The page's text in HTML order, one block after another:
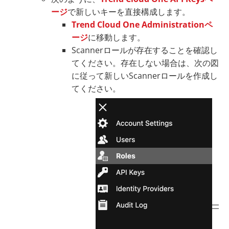
ージで新しいキーを直接構成します。
Trend Cloud One Administrationペ
ージに移動します。
Scannerロールが存在することを確認し
てください。存在しない場合は、次の図
に従って新しいScannerロールを作成し
てください。